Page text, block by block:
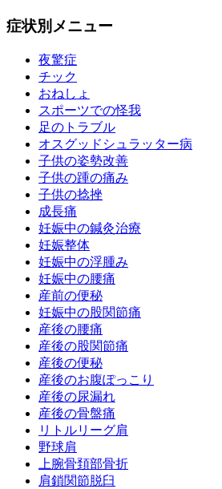
症状別メニュー
夜驚症
チック
おねしょ
スポーツでの怪我
足のトラブル
オスグッドシュラッター病
子供の姿勢改善
子供の踵の痛み
子供の捻挫
成長痛
妊娠中の鍼灸治療
妊娠整体
妊娠中の浮腫み
妊娠中の腰痛
産前の便秘
妊娠中の股関節痛
産後の腰痛
産後の股関節痛
産後の便秘
産後のお腹ぽっこり
産後の尿漏れ
産後の骨盤痛
リトルリーグ肩
野球肩
上腕骨頚部骨折
肩鎖関節脱臼